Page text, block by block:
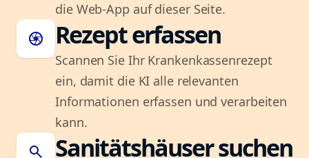
die Web-App auf dieser Seite.
camera Rezept erfassen
Scannen Sie Ihr Krankenkassenrezept
ein, damit die KI alle relevanten
Informationen erfassen und verarbeiten
kann.
search Sanitätshäuser suchen